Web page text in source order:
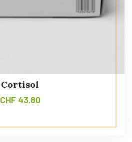
Cortisol
CHF43.80